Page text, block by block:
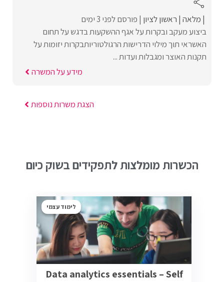
מלאה ראשון לציון פורסם לפני 3 ימים
ביצוע מעקב ובקרות על אגף ההשקעות בדגש על תחום
האשראי תוך מילוי הדרישות הרגולטוריותבקרות יזומות על
תקנות האוצר ומגבלות ועדות ...
מידע על המשרה
הצגת משרות נוספות
הכשרות מומלצות לתפקידים בשוק כיום
לימוד עצמי
Data analytics essentials – Self